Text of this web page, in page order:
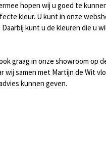
hopen wij u goed te
kleur. U kunt in onze
Daarbij kunt u de kleuren die u
graag in onze showroom op
wij samen met Martijn de Wit
kunnen geven.